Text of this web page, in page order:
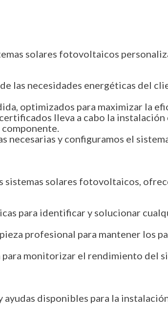
solares fotovoltaicos
las necesidades energéticas del
optimizados para maximizar la
lleva a cabo la
necesarias y configuramos el
solares fotovoltaicos,
para identificar y solucionar
profesional para mantener los
monitorizar el rendimiento del
ayudas disponibles para la